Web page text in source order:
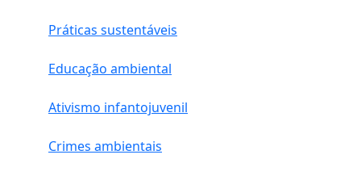
Práticas sustentáveis
Educação ambiental
Ativismo infantojuvenil
Crimes ambientais